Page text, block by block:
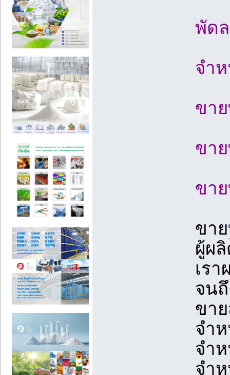
พัด
จำ
ขา
ขา
ขา
ขาย
ผู้ผ
เร
จน
ขา
จำ
จำ
จำ